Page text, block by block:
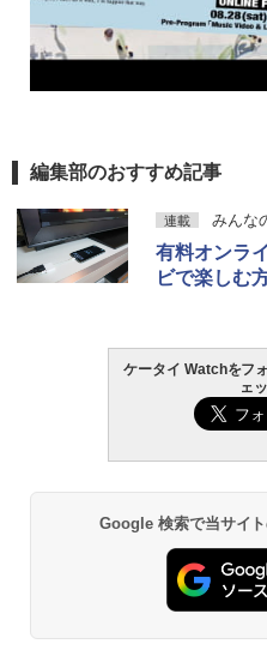
編集部のおすすめ記事
連載 みんな
有料オンラ
ビで楽しむ
ケータイ Watchをフ
ェ
Google 検索で当サイ